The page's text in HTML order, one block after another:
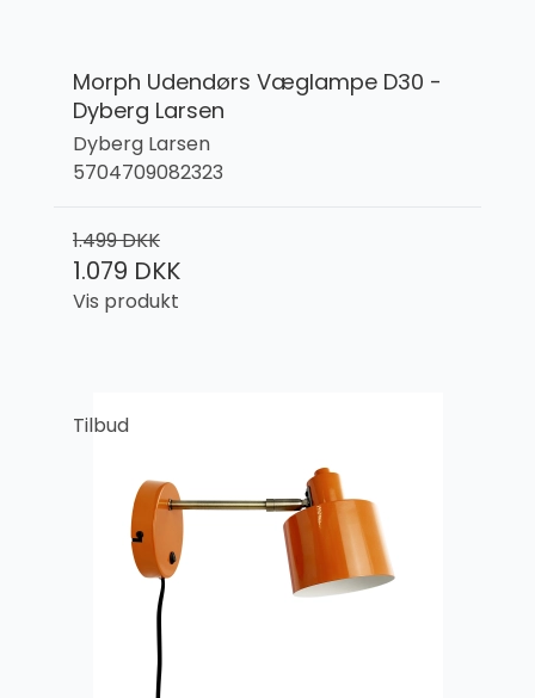
Morph Udendørs Væglampe D30 -
Dyberg Larsen
Dyberg Larsen
5704709082323
1.499 DKK
1.079 DKK
Vis produkt
Tilbud